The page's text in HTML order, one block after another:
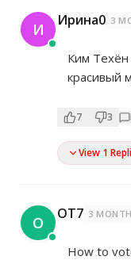
И Ирина0 3
Ким
красивый
7 3
View 1
O OT7 3
How to